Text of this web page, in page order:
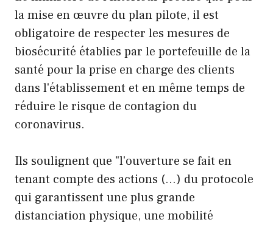
la mise en œuvre du plan pilote, il est
obligatoire de respecter les mesures de
biosécurité établies par le portefeuille de la
santé pour la prise en charge des clients
dans l'établissement et en même temps de
réduire le risque de contagion du
coronavirus.
Ils soulignent que "l'ouverture se fait en
tenant compte des actions (…) du protocole
qui garantissent une plus grande
distanciation physique, une mobilité